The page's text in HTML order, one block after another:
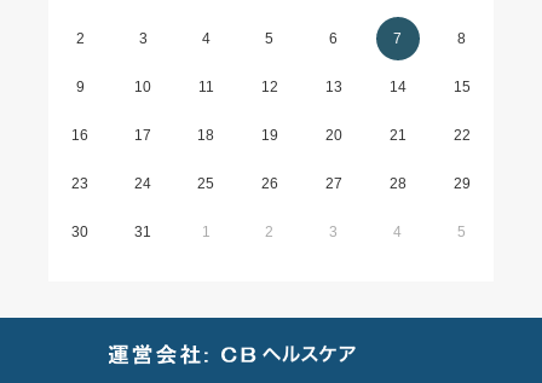
2 3 4 5 6 7 8
9 10 11 12 13 14 15
16 17 18 19 20 21 22
23 24 25 26 27 28 29
30 31 1 2 3 4 5